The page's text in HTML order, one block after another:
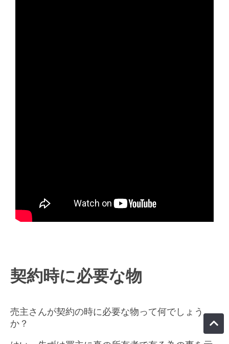
契約時に必要な物
売主さんが契約の時に必要な物って何でしょう
か？